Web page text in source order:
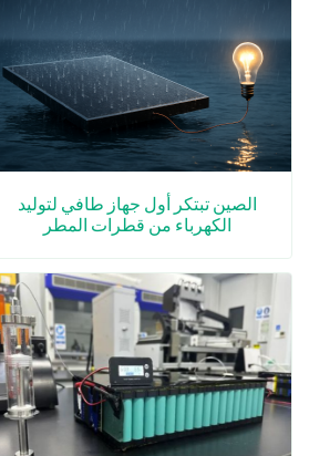
الصين تبتكر أول جهاز طافي لتوليد
الكهرباء من قطرات المطر